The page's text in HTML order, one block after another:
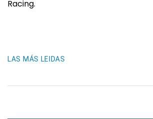
Racing.
LAS MÁS LEIDAS